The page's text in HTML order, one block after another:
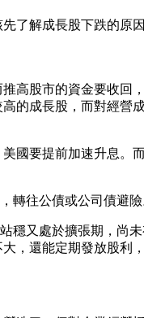
了解成長股下跌的
高股市的資金要收
成長股，而對經營
國要提前加速升息
轉往公債或公司債避險
又處於擴張期，尚
，還能定期發放股利